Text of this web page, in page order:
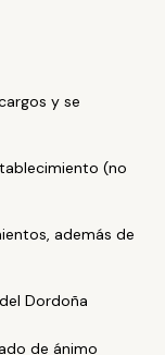
y se
(no
además de
Dordoña
de ánimo